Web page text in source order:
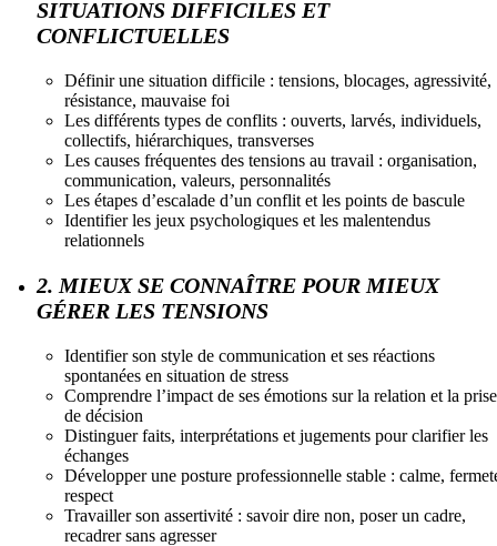
SITUATIONS DIFFICILES ET
CONFLICTUELLES
Définir une situation difficile : tensions, blocages, agressivité,
résistance, mauvaise foi
Les différents types de conflits : ouverts, larvés, individuels,
collectifs, hiérarchiques, transverses
Les causes fréquentes des tensions au travail : organisation,
communication, valeurs, personnalités
Les étapes d’escalade d’un conflit et les points de bascule
Identifier les jeux psychologiques et les malentendus
relationnels
2. MIEUX SE CONNAÎTRE POUR MIEUX
GÉRER LES TENSIONS
Identifier son style de communication et ses réactions
spontanées en situation de stress
Comprendre l’impact de ses émotions sur la relation et la prise
de décision
Distinguer faits, interprétations et jugements pour clarifier les
échanges
Développer une posture professionnelle stable : calme,
respect
Travailler son assertivité : savoir dire non, poser un cadre,
recadrer sans agresser